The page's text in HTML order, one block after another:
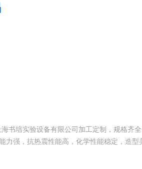
书培实验设备有限公司加工定制，规格齐全
强，抗热震性能高，化学性能稳定，造型